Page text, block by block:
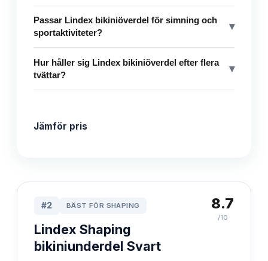
Passar Lindex bikiniöverdel för simning och
sportaktiviteter?
▾
Hur håller sig Lindex bikiniöverdel efter flera
tvättar?
▾
Jämför pris
#2 BÄST FÖR SHAPING
Lindex Shaping
bikiniunderdel Svart
8.7
/10